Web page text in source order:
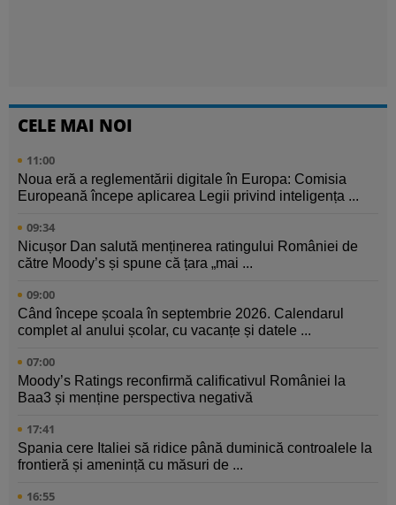
CELE MAI NOI
11:00
Noua eră a reglementării digitale în Europa: Comisia
Europeană începe aplicarea Legii privind inteligența ...
09:34
Nicușor Dan salută menținerea ratingului României de
către Moody’s și spune că țara „mai ...
09:00
Când începe școala în septembrie 2026. Calendarul
complet al anului școlar, cu vacanțe și datele ...
07:00
Moody’s Ratings reconfirmă calificativul României la
Baa3 și menține perspectiva negativă
17:41
Spania cere Italiei să ridice până duminică controalele la
frontieră și amenință cu măsuri de ...
16:55